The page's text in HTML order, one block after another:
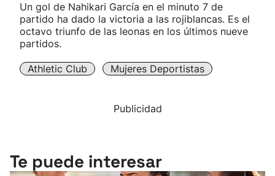
Un gol de Nahikari García en el minuto 7 de
partido ha dado la victoria a las rojiblancas. Es el
octavo triunfo de las leonas en los últimos nueve
partidos.
Athletic Club Mujeres Deportistas
Publicidad
Te puede interesar